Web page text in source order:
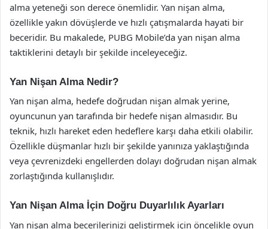
alma yeteneği son derece önemlidir. Yan nişan alma,
özellikle yakın dövüşlerde ve hızlı çatışmalarda hayati bir
beceridir. Bu makalede, PUBG Mobile’da yan nişan alma
taktiklerini detaylı bir şekilde inceleyeceğiz.
Yan Nişan Alma Nedir?
Yan nişan alma, hedefe doğrudan nişan almak yerine,
oyuncunun yan tarafında bir hedefe nişan almasıdır. Bu
teknik, hızlı hareket eden hedeflere karşı daha etkili olabilir.
Özellikle düşmanlar hızlı bir şekilde yanınıza yaklaştığında
veya çevrenizdeki engellerden dolayı doğrudan nişan almak
zorlaştığında kullanışlıdır.
Yan Nişan Alma İçin Doğru Duyarlılık Ayarları
Yan nişan alma becerilerinizi geliştirmek için öncelikle oyun